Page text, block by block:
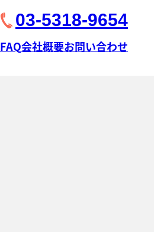
03-5318-9654
FAQ会社概要お問い合わせ